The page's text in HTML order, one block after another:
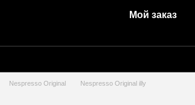
Мой заказ
Nespresso Original
Nespresso Original illy